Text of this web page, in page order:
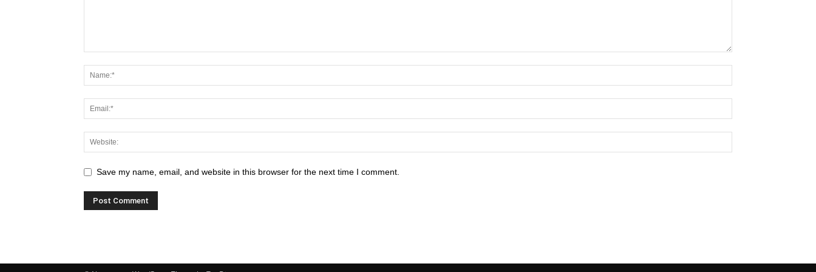
Save my name, email, and website in this browser for the next time I comment.